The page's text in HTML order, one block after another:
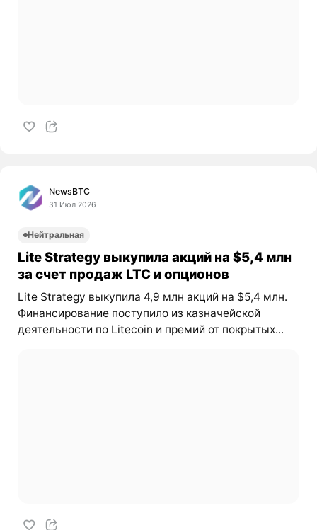
NewsBTC
31 Июл 2026
Нейтральная
Lite Strategy выкупила акций на $5,4 млн
за счет продаж LTC и опционов
Lite Strategy выкупила 4,9 млн акций на $5,4 млн.
Финансирование поступило из казначейской
деятельности по Litecoin и премий от покрытых...